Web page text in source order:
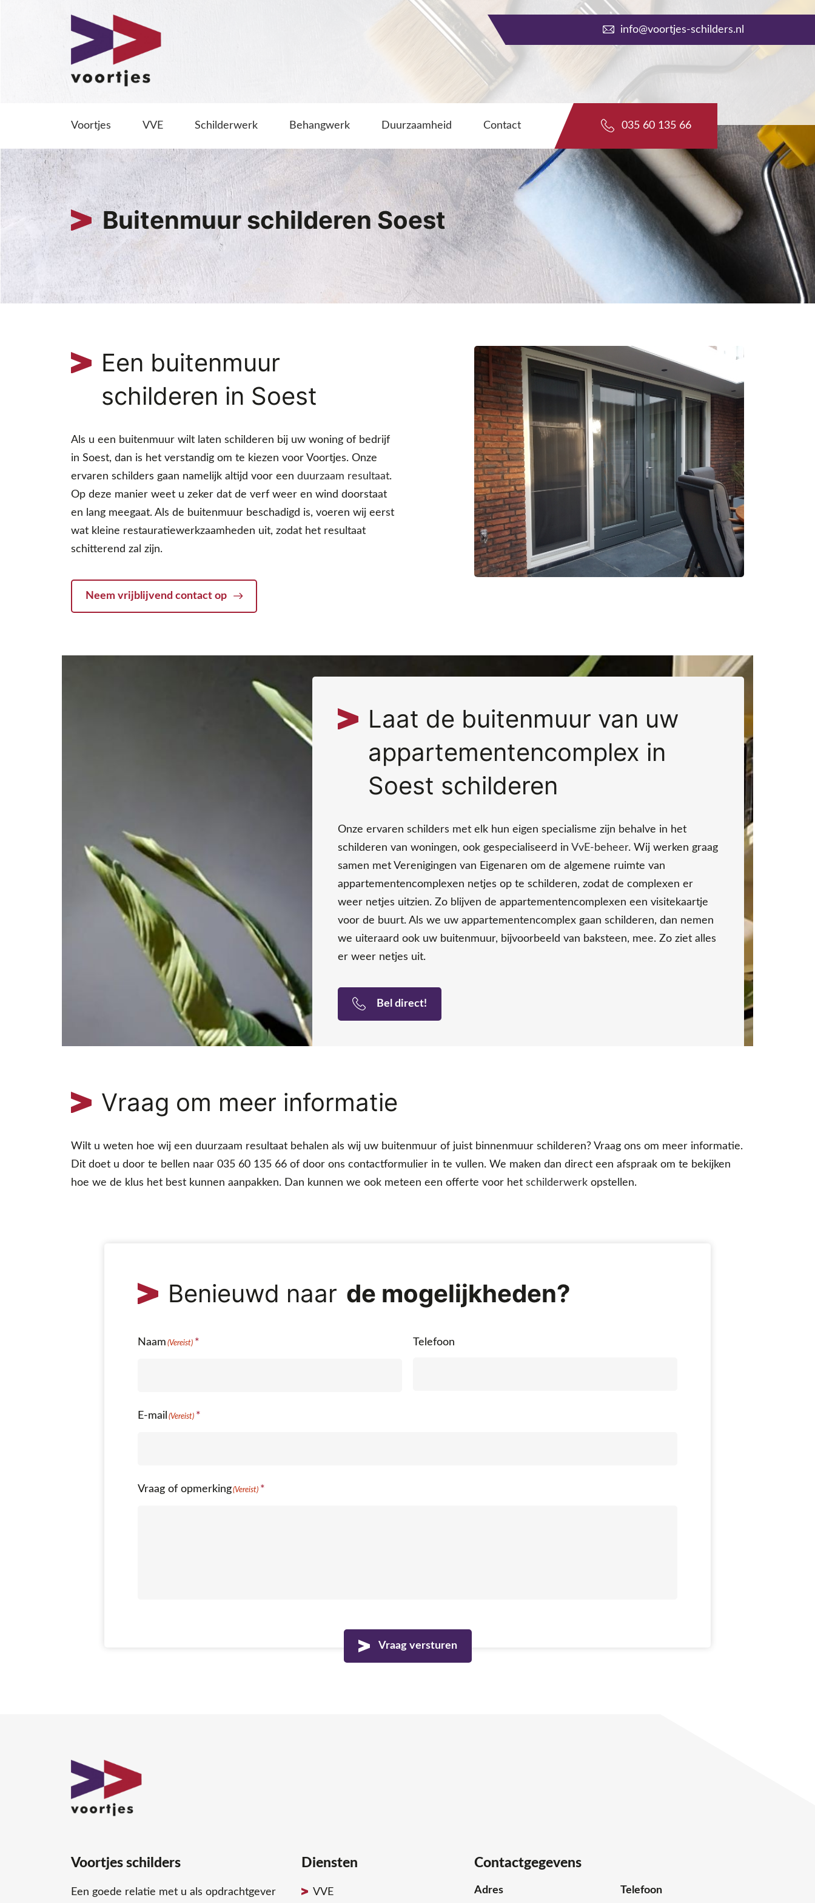
info@voortjes-schilders.nl
Voortjes VVE Schilderwerk Behangwerk Duurzaamheid Contact 035 60 135 66
Buitenmuur schilderen Soest
Een buitenmuur
schilderen in Soest
Als u een buitenmuur wilt laten schilderen bij uw woning of bedrijf
in Soest, dan is het verstandig om te kiezen voor Voortjes. Onze
ervaren schilders gaan namelijk altijd voor een duurzaam resultaat.
Op deze manier weet u zeker dat de verf weer en wind doorstaat
en lang meegaat. Als de buitenmuur beschadigd is, voeren wij eerst
wat kleine restauratiewerkzaamheden uit, zodat het resultaat
schitterend zal zijn.
Neem vrijblijvend contact op
Laat de buitenmuur van uw
appartementencomplex in
Soest schilderen
Onze ervaren schilders met elk hun eigen specialisme zijn behalve in het
schilderen van woningen, ook gespecialiseerd in VvE-beheer. Wij werken graag
samen met Verenigingen van Eigenaren om de algemene ruimte van
appartementencomplexen netjes op te schilderen, zodat de complexen er
weer netjes uitzien. Zo blijven de appartementencomplexen een visitekaartje
voor de buurt. Als we uw appartementencomplex gaan schilderen, dan nemen
we uiteraard ook uw buitenmuur, bijvoorbeeld van baksteen, mee. Zo ziet alles
er weer netjes uit.
Bel direct!
Vraag om meer informatie
Wilt u weten hoe wij een duurzaam resultaat behalen als wij uw buitenmuur of juist binnenmuur schilderen? Vraag ons om meer informatie.
Dit doet u door te bellen naar 035 60 135 66 of door ons contactformulier in te vullen. We maken dan direct een afspraak om te bekijken
hoe we de klus het best kunnen aanpakken. Dan kunnen we ook meteen een offerte voor het schilderwerk opstellen.
Benieuwd naar
Naam (Vereist) Telefoon
E-mail (Vereist)
Vraag of opmerking(Vereist)
Voortjes schilders
Een goede relatie met u als opdrachtgever
Diensten
VVE
Contactgegevens
Adres Telefoon